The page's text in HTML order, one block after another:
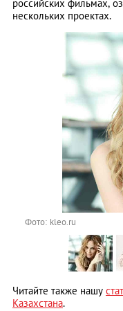
российских фильмах,
нескольких проектах.
Фото: kleo.ru
Читайте также нашу
Казахстана.